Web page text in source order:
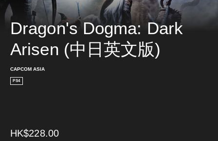
Dragon's Dogma: Dark
Arisen (中日英文版)
CAPCOM ASIA
PS4
HK$228.00